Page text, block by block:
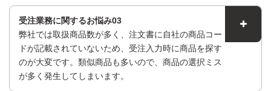
受注業務に関するお悩み03
弊社では取扱商品数が多く、注文書に自社の商品コー
ドが記載されていないため、受注入力時に商品を探す
のが大変です。類似商品も多いので、商品の選択ミス
が多く発生してしまいます。